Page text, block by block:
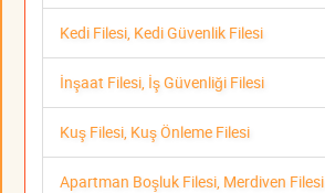
Kedi Filesi, Kedi Güvenlik Filesi
İnşaat Filesi, İş Güvenliği Filesi
Kuş Filesi, Kuş Önleme Filesi
Apartman Boşluk Filesi, Merdiven Filesi